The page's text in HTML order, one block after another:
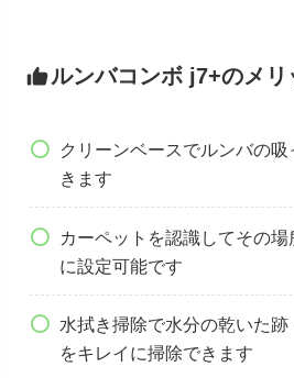
ルンバコンボ j7+のメリ
クリーンベースでルンバの吸
きます
カーペットを認識してその
に設定可能です
水拭き掃除で水分の乾いた
をキレイに掃除できます